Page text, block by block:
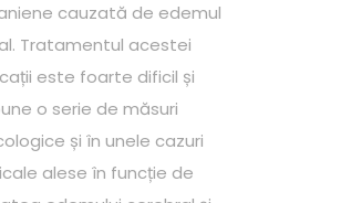
cauzată de edemul
Tratamentul acestei
este foarte dificil și
o serie de măsuri
și în unele cazuri
alese în funcție de